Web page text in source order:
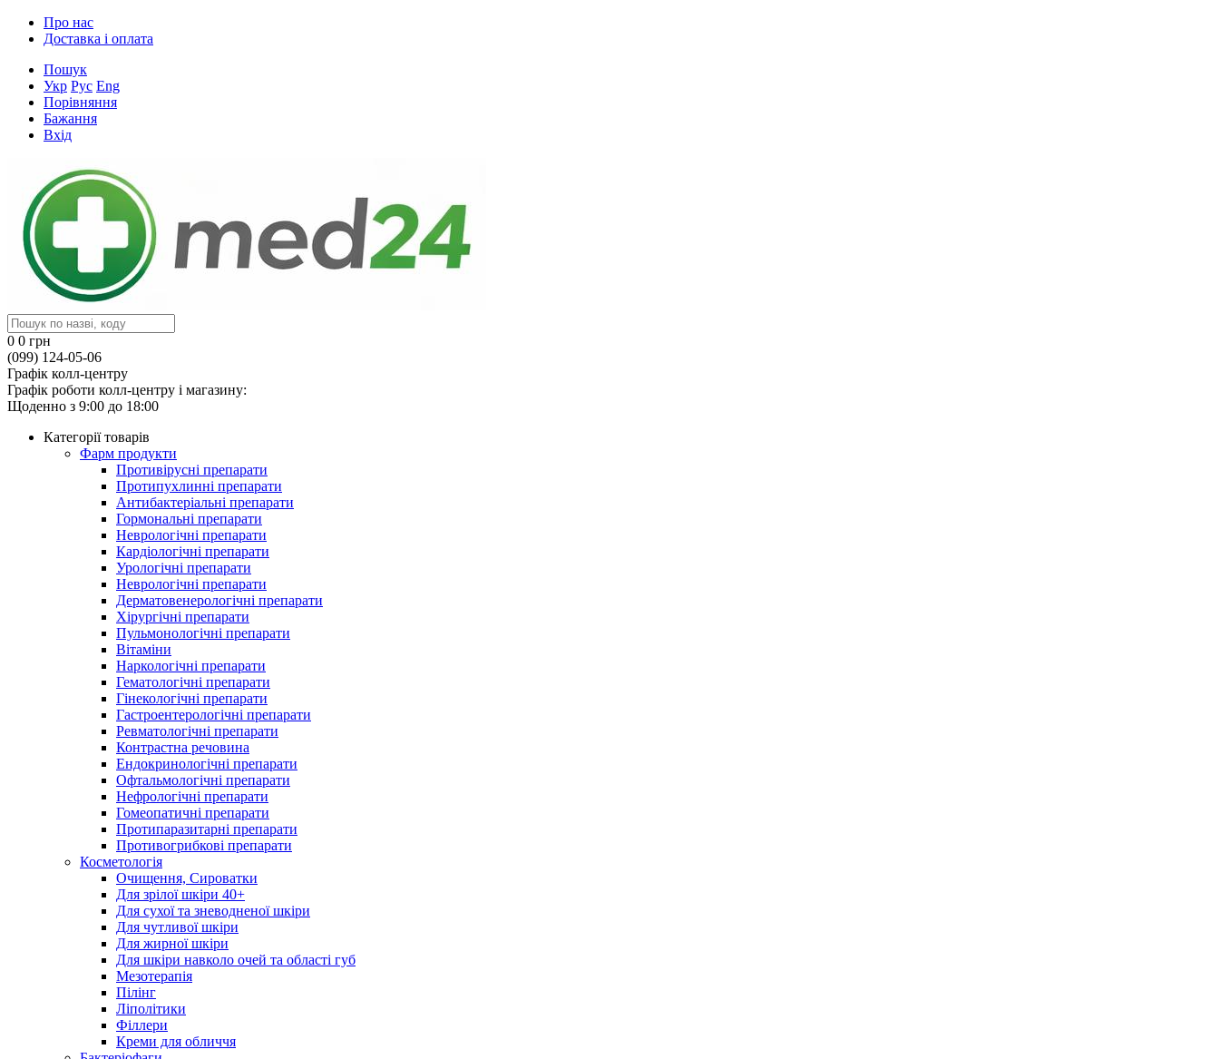
Про нас
Доставка і оплата
Пошук
Укр Рус Eng
Порівняння
Бажання
Вхід
0 0 грн
(099) 124-05-06
Графік колл-центру
Графік роботи колл-центру і магазину:
Щоденно з 9:00 до 18:00
Категорії товарів
Фарм продукти
Противірусні препарати
Протипухлинні препарати
Антибактеріальні препарати
Гормональні препарати
Неврологічні препарати
Кардіологічні препарати
Урологічні препарати
Неврологічні препарати
Дерматовенерологічні препарати
Хірургічні препарати
Пульмонологічні препарати
Вітаміни
Наркологічні препарати
Гематологічні препарати
Гінекологічні препарати
Гастроентерологічні препарати
Ревматологічні препарати
Контрастна речовина
Eндокринологічні препарати
Офтальмологічні препарати
Нефрологічні препарати
Гомеопатичні препарати
Протипаразитарні препарати
Противогрибкові препарати
Косметологія
Очищення, Сироватки
Для зрілої шкіри 40+
Для сухої та зневодненої шкіри
Для чутливої шкіри
Для жирної шкіри
Для шкіри навколо очей та області губ
Мезотерапія
Пілінг
Ліполітики
Філлери
Креми для обличчя